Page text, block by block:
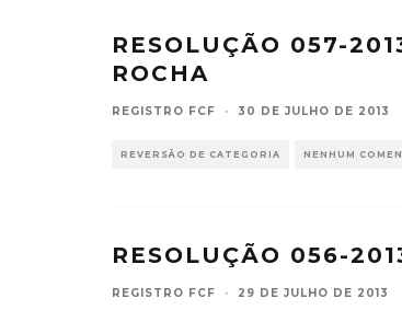
RESOLUÇÃO 057-
ROCHA
REGISTRO FCF · 30 DE JULHO DE 2013
REVERSÃO DE CATEGORIA NENHUM
RESOLUÇÃO 056-
REGISTRO FCF · 29 DE JULHO DE 2013